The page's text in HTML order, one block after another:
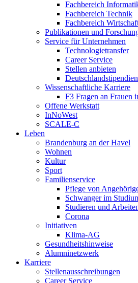
Fachbereich
Fachbereich Technik
Fachbereich
Publikationen und
Service für Unternehmen
Technologietransfer
Career Service
Stellen anbieten
Deutschlandstipendien
Wissenschaftliche Karriere
F3 Fragen an Frauen
Offene Werkstatt
InNoWest
SCALE-C
Leben
Brandenburg an der Havel
Wohnen
Kultur
Sport
Familienservice
Pflege von
Schwanger im
Studieren und
Corona
Initiativen
Klima-AG
Gesundheitshinweise
Alumninetzwerk
Karriere
Stellenausschreibungen
Career Service